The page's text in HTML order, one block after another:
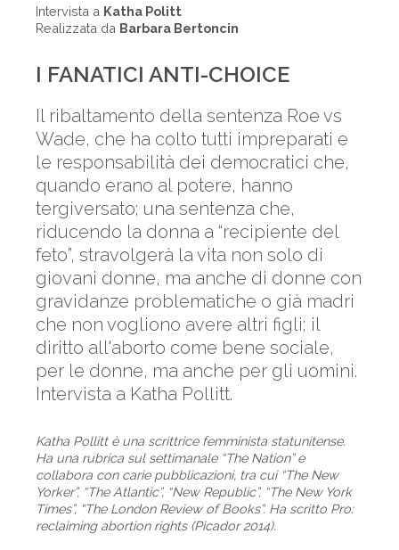
Intervista a Katha Politt
Realizzata da Barbara Bertoncin
I FANATICI ANTI-CHOICE
Il ribaltamento della sentenza Roe vs
Wade, che ha colto tutti impreparati e
le responsabilità dei democratici che,
quando erano al potere, hanno
tergiversato; una sentenza che,
riducendo la donna a “recipiente del
feto”, stravolgerà la vita non solo di
giovani donne, ma anche di donne con
gravidanze problematiche o già madri
che non vogliono avere altri figli; il
diritto all'aborto come bene sociale,
per le donne, ma anche per gli uomini.
Intervista a Katha Pollitt.
Katha Pollitt è una scrittrice femminista statunitense.
Ha una rubrica sul settimanale “The Nation” e
collabora con carie pubblicazioni, tra cui “The New
Yorker”, “The Atlantic”, “New Republic”, “The New York
Times”, “The London Review of Books”. Ha scritto Pro:
reclaiming abortion rights (Picador 2014).